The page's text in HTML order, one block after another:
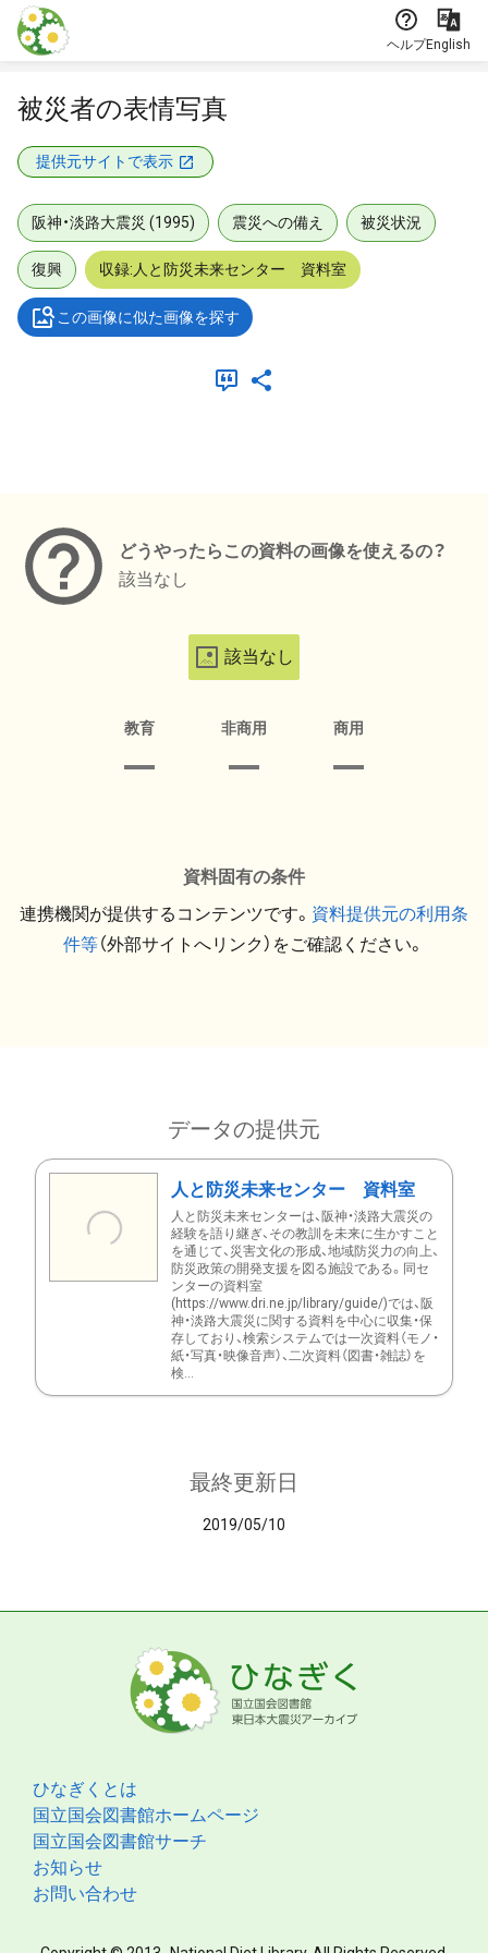
本文に飛ぶ
ヘルプEnglish
被災者の表情写真
提供元サイトで表示
阪神・淡路大震災 (1995) 震災への備え 被災状況
復興 収録:人と防災未来センター 資料室
この画像に似た画像を探す
どうやったらこの資料の画像を使えるの？
該当なし
該当なし
教育 非商用 商用
資料固有の条件
連携機関が提供するコンテンツです。 資料提供元の利用条
件等（外部サイトへリンク）をご確認ください。
データの提供元
人と防災未来センター 資料室
人と防災未来センターは、阪神・淡路大震災の
経験を語り継ぎ、その教訓を未来に生かすこと
を通じて、災害文化の形成、地域防災力の向上、
防災政策の開発支援を図る施設である。同セ
ンターの資料室
(https://www.dri.ne.jp/library/guide/)では、阪
神・淡路大震災に関する資料を中心に収集・保
存しており、検索システムでは一次資料（モノ・
紙・写真・映像音声）、二次資料（図書・雑誌）を
検...
最終更新日
2019/05/10
ひなぎくとは
国立国会図書館ホームページ
国立国会図書館サーチ
お知らせ
お問い合わせ